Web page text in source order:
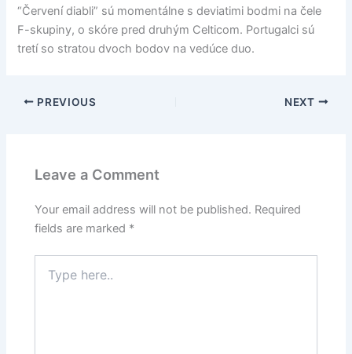
“Červení diabli” sú momentálne s deviatimi bodmi na čele
F-skupiny, o skóre pred druhým Celticom. Portugalci sú
tretí so stratou dvoch bodov na vedúce duo.
PREVIOUS NEXT
Leave a Comment
Your email address will not be published. Required
fields are marked *
here..